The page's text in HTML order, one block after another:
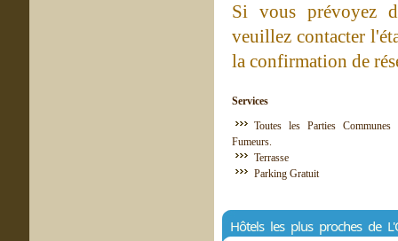
Si vous prévoyez
veuillez contacter
la confirmation de
Services
Toutes les Parties
Fumeurs.
Terrasse
Parking Gratuit
Hôtels les plus proches de